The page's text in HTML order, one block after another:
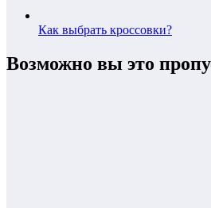
Как выбрать кроссовки?
Возможно вы это